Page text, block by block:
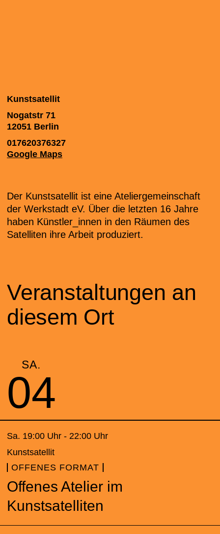
Kunstsatellit
Nogatstr 71
12051 Berlin
017620376327
Google Maps
Der Kunstsatellit ist eine Ateliergemeinschaft
der Werkstadt eV. Über die letzten 16 Jahre
haben Künstler_innen in den Räumen des
Satelliten ihre Arbeit produziert.
Veranstaltungen an
diesem Ort
SA.
04
Sa. 19:00 Uhr - 22:00 Uhr
Kunstsatellit
OFFENES FORMAT
Offenes Atelier im
Kunstsatelliten